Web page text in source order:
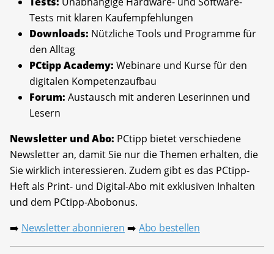
Tests mit klaren Kaufempfehlungen
Downloads: Nützliche Tools und Programme für
den Alltag
PCtipp Academy: Webinare und Kurse für den
digitalen Kompetenzaufbau
Forum: Austausch mit anderen Leserinnen und
Lesern
Newsletter und Abo: PCtipp bietet verschiedene
Newsletter an, damit Sie nur die Themen erhalten, die
Sie wirklich interessieren. Zudem gibt es das PCtipp-
Heft als Print- und Digital-Abo mit exklusiven Inhalten
und dem PCtipp-Abobonus.
➡️ Newsletter abonnieren ➡️ Abo bestellen